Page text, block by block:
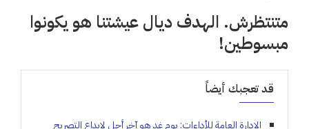
متنتظرش. الهدف ديال عيشتنا هو يكونوا
مبسوطين!
قد تعجبك أيضاً
الادارة العامة للأداءات: يوم غد هو آخر أجل لإيداع التصريح